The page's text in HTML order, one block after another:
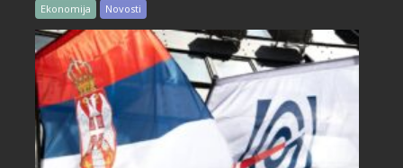
Ekonomija Novosti